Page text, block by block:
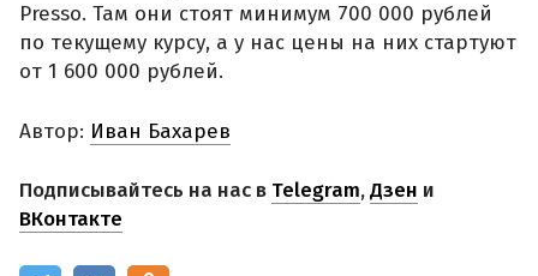
Presso. Там они стоят минимум 700 000 рублей
по текущему курсу, а у нас цены на них стартуют
от 1 600 000 рублей.
Автор: Иван Бахарев
Подписывайтесь на нас в Telegram,Дзен и
ВКонтакте